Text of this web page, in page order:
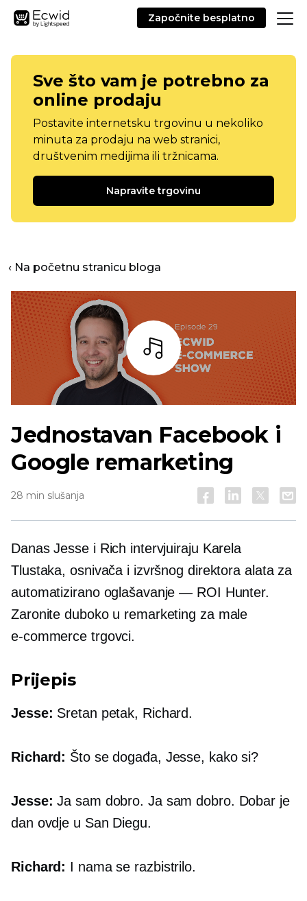
Započnite besplatno
Sve što vam je potrebno za
online prodaju
Postavite internetsku trgovinu u nekoliko
minuta za prodaju na web stranici,
društvenim medijima ili tržnicama.
Napravite trgovinu
‹ Na početnu stranicu bloga
Slušaj
Jednostavan Facebook i
Google remarketing
28 min slušanja
Danas Jesse i Rich intervjuiraju Karela
Tlustaka, osnivača i izvršnog direktora alata za
automatizirano oglašavanje — ROI Hunter.
Zaronite duboko u remarketing za male
e-commerce trgovci.
Prijepis
Jesse: Sretan petak, Richard.
Richard: Što se događa, Jesse, kako si?
Jesse: Ja sam dobro. Ja sam dobro. Dobar je
dan ovdje u San Diegu.
Richard: I nama se razbistrilo.